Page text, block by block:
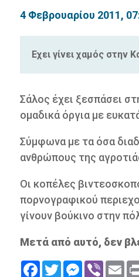
4 Φεβρουαρίου 2011,
Εχει γίνει χαμός στην
Σάλος έχει ξεσπάσει
ομαδικά όργια με
Σύμφωνα με τα όσα
ανθρώπους της
Οι κοπέλες
πορνογραφικού
γίνουν βούκινο στην
Μετά από αυτό, δεν
FacebookTwitterMessenger
Viber